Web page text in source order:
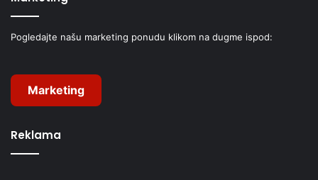
Pogledajte našu marketing ponudu klikom na dugme ispod:
Marketing
Reklama